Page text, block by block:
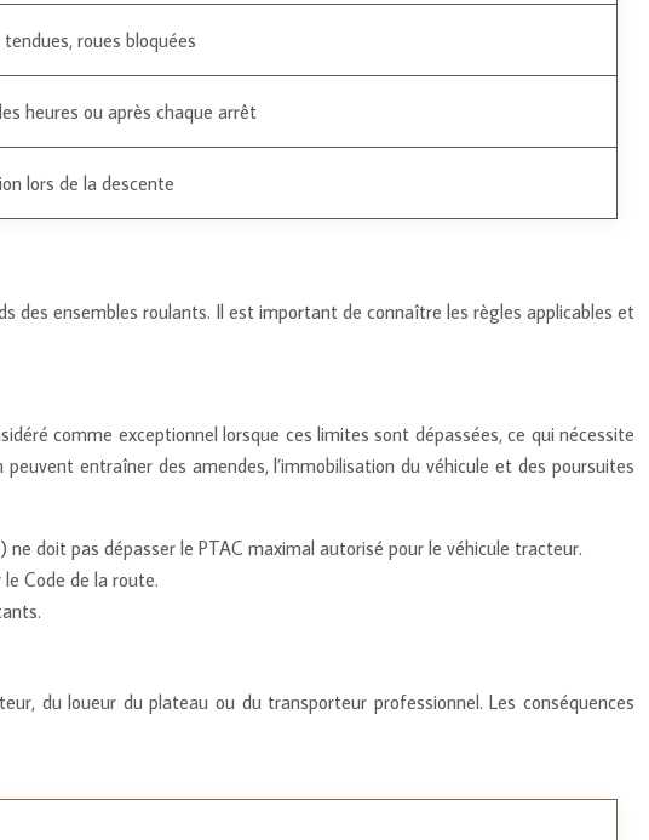
tendues, roues bloquées
heures ou après chaque arrêt
lors de la descente
des ensembles roulants. Il est important de connaître les règles applicables et
comme exceptionnel lorsque ces limites sont dépassées, ce qui nécessite
entraîner des amendes, l’immobilisation du véhicule et des poursuites
doit pas dépasser le PTAC maximal autorisé pour le véhicule tracteur.
Code de la route.
du loueur du plateau ou du transporteur professionnel. Les conséquences